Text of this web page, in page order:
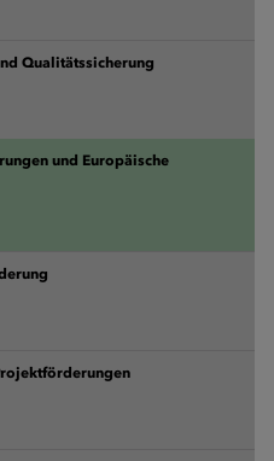
Qualitätssicherung
und Europäische